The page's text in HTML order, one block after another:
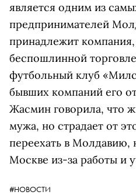
является одним из
предпринимателей
принадлежит
беспошлинной
футбольный клуб
бывших компаний его
Жасмин говорила, что
мужа, но страдает от
переехать в Молдавию,
Москве из-за работы и
#НОВОСТИ